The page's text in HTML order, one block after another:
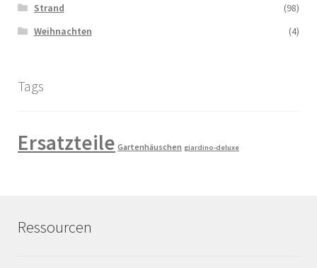
Strand
(98)
Weihnachten
(4)
Tags
Ersatzteile Gartenhäuschen giardino-deluxe
Ressourcen